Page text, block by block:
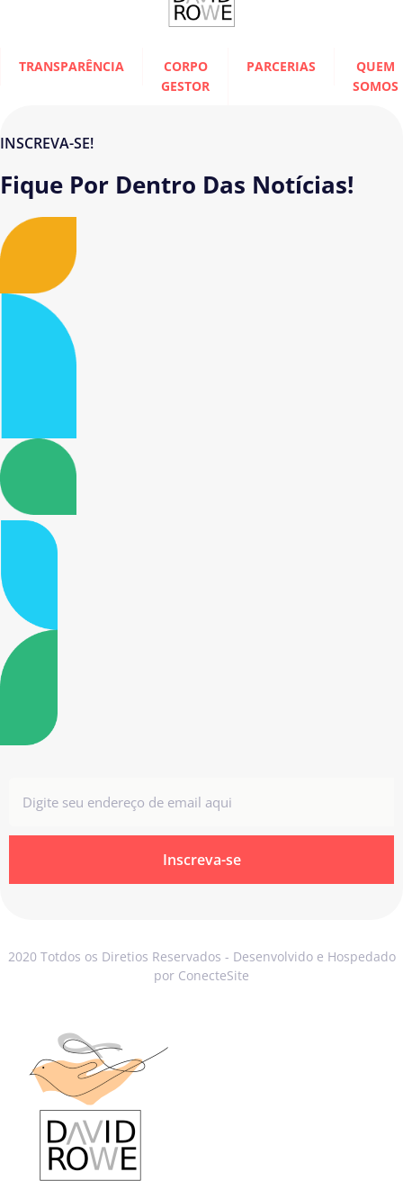
TRANSPARÊNCIA
CORPO
GESTOR
PARCERIAS
QUEM
SOMOS
INSCREVA-SE!
Fique Por Dentro Das Notícias!
Inscreva-se
2020 Totdos os Diretios Reservados - Desenvolvido e Hospedado
por ConecteSite